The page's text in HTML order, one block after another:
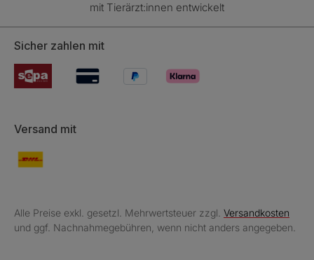
mit Tierärzt:innen entwickelt
Alle Preise exkl. gesetzl. Mehrwertsteuer zzgl. Versandkosten
und ggf. Nachnahmegebühren, wenn nicht anders angegeben.
Sicher zahlen mit
Versand mit